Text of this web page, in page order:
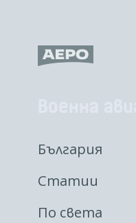
България
Статии
По света